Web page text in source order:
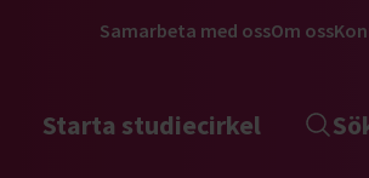
Samarbeta med ossOm oss
Starta studiecirkel